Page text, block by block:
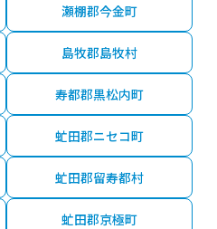
瀬棚郡今金町
島牧郡島牧村
寿都郡黒松内町
虻田郡ニセコ町
虻田郡留寿都村
虻田郡京極町